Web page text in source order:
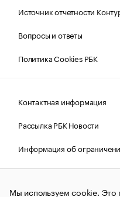
Источник отчетности
Вопросы и ответы
Политика Cookies РБК
Контактная информация
Рассылка РБК Новости
Информация об
Правовая информация
© АО
Мы используем cookie. Это